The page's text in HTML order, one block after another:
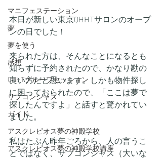
マニフェステーション
夢
夢を使う
感想
QHHTグループセッション
サブコンシャス
ガイド
アスクレピオス夢の神殿学校
アスクレピオス夢の神殿学校講座
本日が新しい東京QHHTサロンのオープ
ンの日でした！
来られた方は、そんなことになるとも
知らずに予約されたので、かなり勘の
良い方だと思います。しかも物件探し
に困っておられたので、「ここは夢で
探したんですよ」と話すと驚かれてい
ました。
私はたぶん昨年ごろから、人の言うこ
とではなく、サブコンシャス（大いな